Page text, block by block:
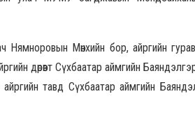
Мөнхийн бор, айргийн
дөрөвт Сүхбаатар аймгийн
тавд Сүхбаатар аймгийн